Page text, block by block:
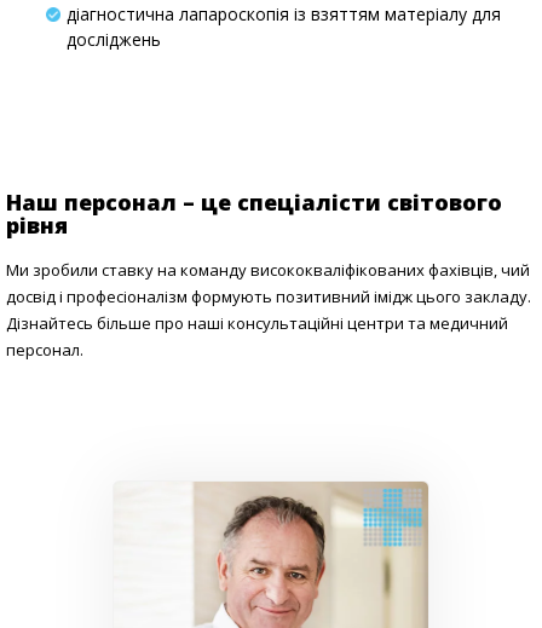
діагностична лапароскопія із взяттям матеріалу для
досліджень
Наш персонал – це спеціалісти світового
рівня
Ми зробили ставку на команду висококваліфікованих фахівців, чий
досвід і професіоналізм формують позитивний імідж цього закладу.
Дізнайтесь більше про наші консультаційні центри та медичний
персонал.